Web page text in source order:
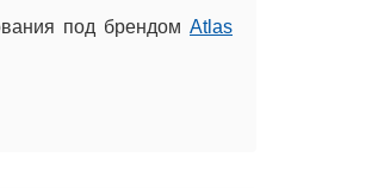
под брендом Atlas